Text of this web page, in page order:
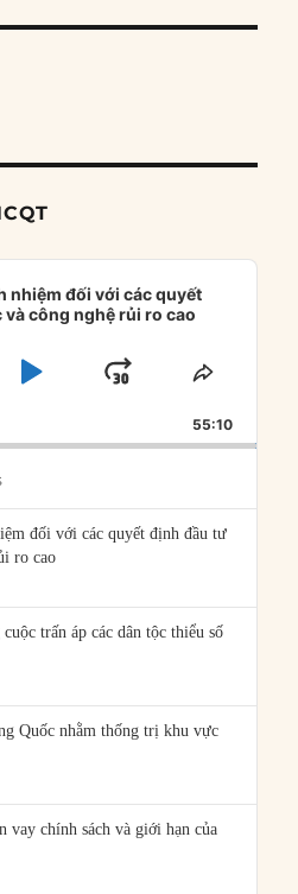
nhiệm đối với các quyết
công nghệ rủi ro cao
PLAYJUMP
FORWARD
SHARE
55:10
đối với các quyết định đầu tư
ro cao
trấn áp các dân tộc thiểu số
Quốc nhằm thống trị khu vực
vay chính sách và giới hạn của